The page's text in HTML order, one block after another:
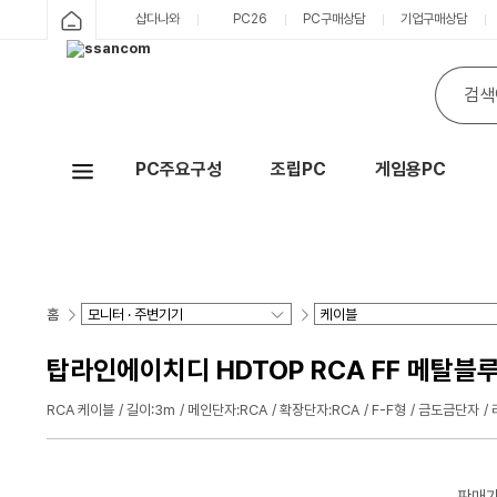
샵다나와 PC26 PC구매상담 기업구매상담
PC주요구성 조립PC 게임용PC
홈
탑라인에이치디 HDTOP RCA FF 메탈
RCA 케이블 길이:3m 메인단자:RCA 확장단자:RCA F-F형 금도금단자